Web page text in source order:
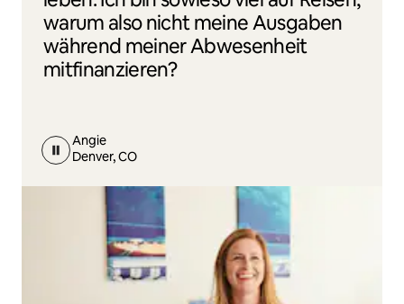
warum also nicht meine Ausgaben
während meiner Abwesenheit
mitfinanzieren?
Angie
Denver, CO